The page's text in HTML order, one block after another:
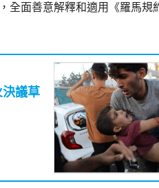
全面善意解釋和適用《羅馬規
議草